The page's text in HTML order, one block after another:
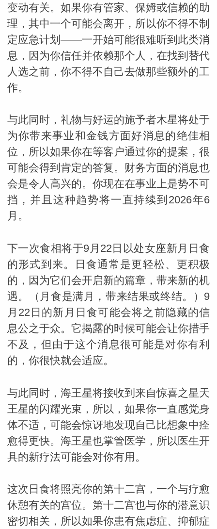
miller
勒
变动有关。如果你有管家、保姆或信赖的助
理，其中一个可能会离开，所以你不得不制
定应急计划——一开始可能很难听到此类消
息，因为你信任并依赖那个人，在找到替代
人选之前，你不得不自己去做那些额外的工
作。
与此同时，礼物与好运的施予者木星将处于
为你带来事业和金钱方面好消息的绝佳相
位，所以如果你在等客户通过你的提案，很
可能会得到肯定的答复。财务方面的消息也
会是令人高兴的。你现在在事业上是势不可
挡，并且这种趋势将一直持续到2026年6
月。
下一次食相将于9月22日以处女座新月日食
的形式到来。日食通常是更轻松、更积极
的，因为它们会开启新的篇章，带来新的机
遇。（月食是满月，带来结果或终结。）9
月22日的新月日食可能会将之前隐藏的信
息公之于众。它揭露的时候可能会让你措手
不及，但由于这个消息很可能是对你有利
的，你很快就会适应。
与此同时，海王星将接收到来自惊喜之星天
王星的闪耀光束，所以，如果你一直感觉身
体不适，可能会惊讶地发现自己比想象中痊
愈得更快。海王星也掌管医学，所以医生开
具的新疗法可能会对你有用。
这次日食将照亮你的第十二宫，一个与疗愈
休憩有关的宫位。第十二宫也与你的潜意识
密切相关，所以如果你患有焦虑症、抑郁症